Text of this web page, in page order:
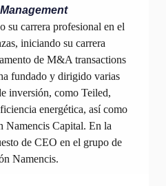
su carrera profesional en el
iniciando su carrera
de M&A transactions
fundado y dirigido varias
inversión, como Teiled,
energética, así como
Namencis Capital. En la
de CEO en el grupo de
Namencis.